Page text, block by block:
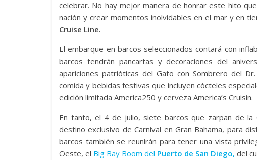
celebrar. No hay mejor manera de honrar este hito
nación y crear momentos inolvidables en el mar y en
Cruise Line.
El embarque en barcos seleccionados contará con
barcos tendrán pancartas y decoraciones del
apariciones patrióticas del Gato con Sombrero del
comida y bebidas festivas que incluyen cócteles
edición limitada America250 y cerveza America’s Cruisin.
En tanto, el 4 de julio, siete barcos que zarpan de la
destino exclusivo de Carnival en Gran Bahama, para
barcos también se reunirán para tener una vista
Oeste, el Big Bay Boom del Puerto de San Diego, del